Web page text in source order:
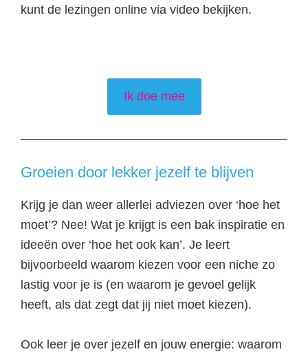
kunt de lezingen online via video bekijken.
Ik doe mee
Groeien door lekker jezelf te blijven
Krijg je dan weer allerlei adviezen over ‘hoe het
moet’? Nee! Wat je krijgt is een bak inspiratie en
ideeën over ‘hoe het ook kan’. Je leert
bijvoorbeeld waarom kiezen voor een niche zo
lastig voor je is (en waarom je gevoel gelijk
heeft, als dat zegt dat jij niet moet kiezen).
Ook leer je over jezelf en jouw energie: waarom